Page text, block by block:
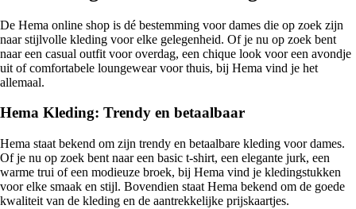
De Hema online shop is dé bestemming voor dames die op zoek zijn
naar stijlvolle kleding voor elke gelegenheid. Of je nu op zoek bent
naar een casual outfit voor overdag, een chique look voor een avondje
uit of comfortabele loungewear voor thuis, bij Hema vind je het
allemaal.
Hema Kleding: Trendy en betaalbaar
Hema staat bekend om zijn trendy en betaalbare kleding voor dames.
Of je nu op zoek bent naar een basic t-shirt, een elegante jurk, een
warme trui of een modieuze broek, bij Hema vind je kledingstukken
voor elke smaak en stijl. Bovendien staat Hema bekend om de goede
kwaliteit van de kleding en de aantrekkelijke prijskaartjes.